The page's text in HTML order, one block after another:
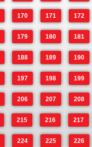
170 171 172
179 180 181
188 189 190
197 198 199
206 207 208
215 216 217
224 225 226